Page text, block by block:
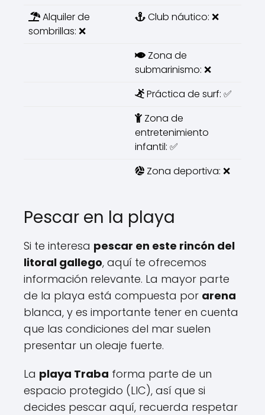
Alquiler de
sombrillas: ❌
Club náutico: ❌
Zona de
submarinismo: ❌
Práctica de surf: ✅
Zona de
entretenimiento
infantil: ✅
Zona deportiva: ❌
Pescar en la playa
Si te interesa pescar en este rincón del
litoral gallego, aquí te ofrecemos
información relevante. La mayor parte
de la playa está compuesta por arena
blanca, y es importante tener en cuenta
que las condiciones del mar suelen
presentar un oleaje fuerte.
La playa Traba forma parte de un
espacio protegido (LIC), así que si
decides pescar aquí, recuerda respetar